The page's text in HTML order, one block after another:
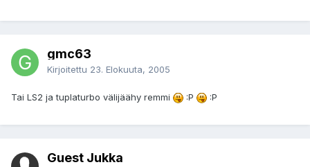
gmc63
Kirjoitettu 23. Elokuuta, 2005
Tai LS2 ja tuplaturbo välijäähy remmi :P :P
Guest Jukka